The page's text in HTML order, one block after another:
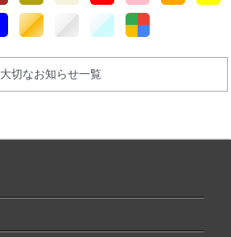
大切なお知らせ一覧